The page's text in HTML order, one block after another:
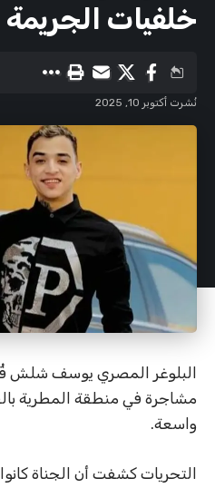
خلفيات الجريمة
نُشرت أكتوبر 10, 2025
البلوغر المصري يوسف شلش
مشاجرة في منطقة المطرية
واسعة.
التحريات كشفت أن الجناة